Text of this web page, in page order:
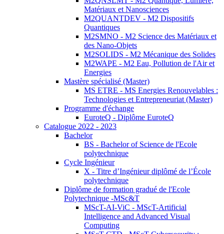
Matériaux et Nanosciences
M2QUANTDEV - M2 Dispositifs
Quantiques
M2SMNO - M2 Science des Matériaux et
des Nano-Objets
M2SOLIDS - M2 Mécanique des Solides
M2WAPE - M2 Eau, Pollution de l'Air et
Energies
Mastère spécialisé (Master)
MS ETRE - MS Energies Renouvelables :
Technologies et Entrepreneuriat (Master)
Programme d'échange
EuroteQ - Diplôme EuroteQ
Catalogue 2022 - 2023
Bachelor
BS - Bachelor of Science de l'Ecole
polytechnique
Cycle Ingénieur
X - Titre d’Ingénieur diplômé de l’École
polytechnique
Diplôme de formation gradué de l'Ecole
Polytechnique -MSc&T
MScT-AI-ViC - MScT-Artificial
Intelligence and Advanced Visual
Computing